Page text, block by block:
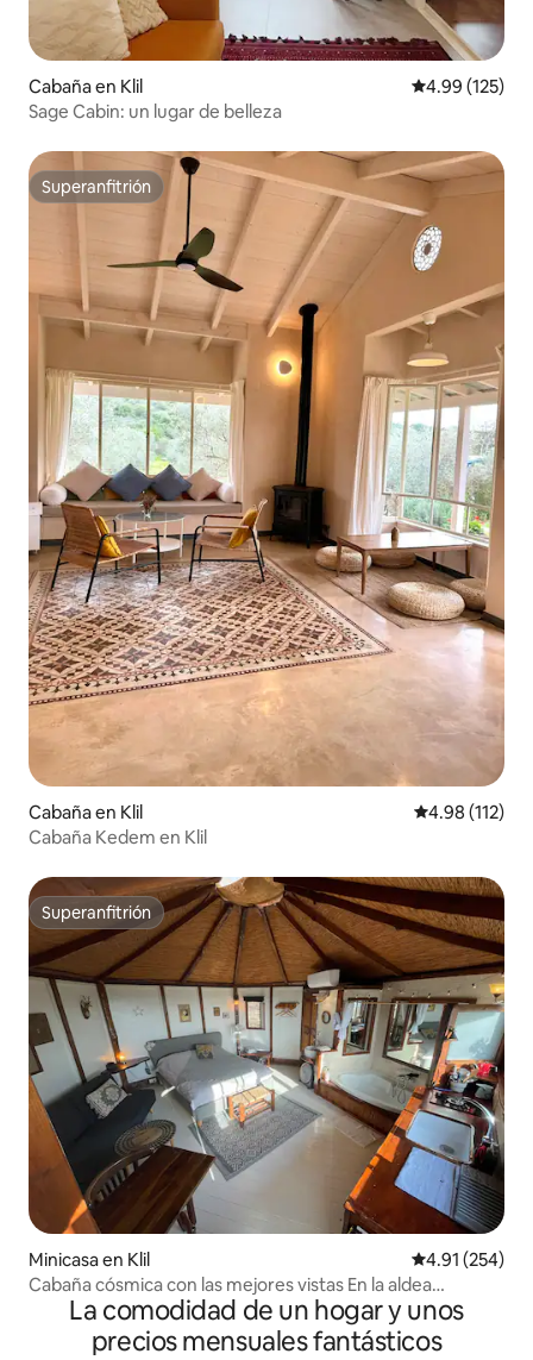
Cabaña en Klil Calificación
4.99 (125)
Sage Cabin: un lugar de belleza
Superanfitrión
Superanfitrión
Cabaña en Klil Calificación
4.98 (112)
Cabaña Kedem en Klil
Superanfitrión
Superanfitrión
Minicasa en Klil Calificación
4.91 (254)
Cabaña cósmica con las mejores vistas En la aldea
ecológica de Klil.
La comodidad de un hogar y unos
precios mensuales fantásticos